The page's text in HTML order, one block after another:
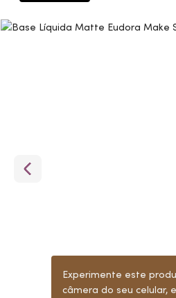
Experimente este
câmera do seu celular,